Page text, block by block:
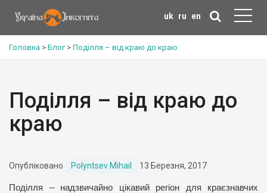
uk ru en
Головна > Блог> Поділля – від краю до краю
Поділля – від краю до
краю
Опубліковано Polyntsev Mihail 13 Березня, 2017
Поділля – надзвичайно цікавий регіон для краєзнавчих